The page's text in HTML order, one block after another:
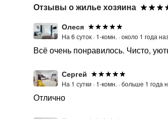
Отзывы о жилье хозяина
Олеся
На 6 суток · 1-комн. ·около 1 года
Всё очень понравилось. Чисто,
Сергей
На 1 сутки · 1-комн. ·больше 1 года
Отлично